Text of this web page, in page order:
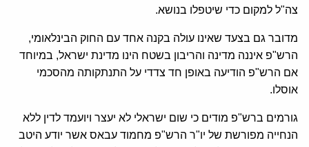
צה"ל למקום כדי שיטפלו בנושא.
מדובר גם בצעד שאינו עולה בקנה אחד עם החוק הבינלאומי,
הרש"פ איננה מדינה והריבון בשטח הינו מדינת ישראל, במיוחד
אם הרש"פ הודיעה באופן חד צדדי על התנתקותה מהסכמי
אוסלו.
גורמים ברש"פ מודים כי שום ישראלי לא יעצר ויועמד לדין ללא
הנחייה מפורשת של יו"ר הרש"פ מחמוד עבאס אשר יודע היטב